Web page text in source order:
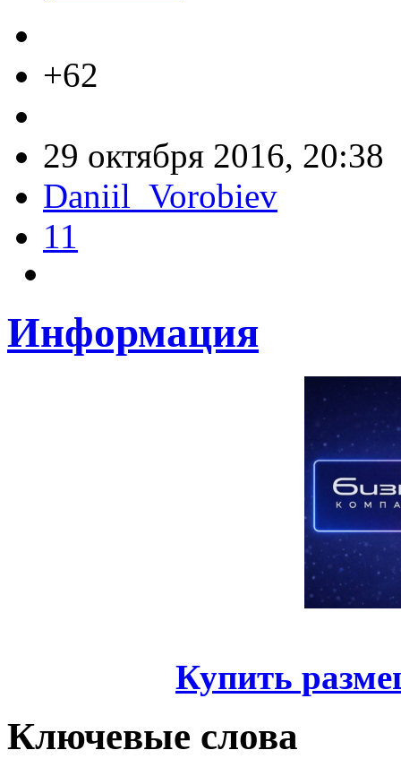
+62
29 октября 2016, 20:38
Daniil_Vorobiev
11
Информация
Купить
Ключевые слова